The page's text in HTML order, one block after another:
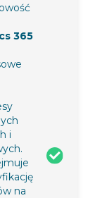
365
i
na